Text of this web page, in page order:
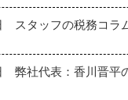
スタッフの税務コラ
弊社代表：香川晋平